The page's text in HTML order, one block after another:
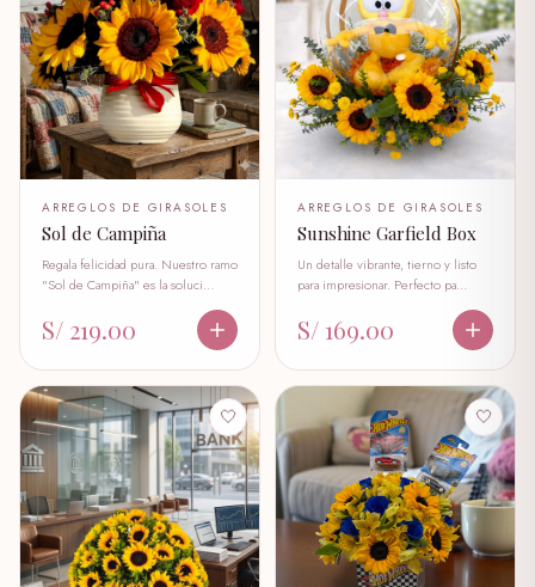
ARREGLOS DE GIRASOLES
Sol de Campiña
Regala felicidad pura. Nuestro ramo
"Sol de Campiña" es la soluci…
S/ 219.00
ARREGLOS DE GIRASOLES
Sunshine Garfield Box
Un detalle vibrante, tierno y listo
para impresionar. Perfecto pa…
S/ 169.00
🤍 🤍